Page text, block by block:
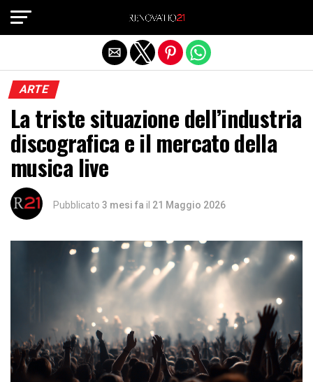
ARTE
La triste situazione dell’industria
discografica e il mercato della
musica live
Pubblicato 3 mesi fa il 21 Maggio 2026
Exit mobile version